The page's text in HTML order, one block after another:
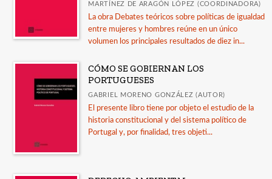
Guía Comares sobre uso de inteligencia artificial
en las publicaciones académicas
Catálogo a diciembre 2025
Publicados en 2025
Ver todos... (15)
MARTÍNEZ DE ARAGÓN LÓPEZ (COORDINADORA)
La obra Debates teóricos sobre políticas de igualdad
entre mujeres y hombres reúne en un único
volumen los principales resultados de diez in...
CÓMO SE GOBIERNAN LOS
PORTUGUESES
GABRIEL MORENO GONZÁLEZ (AUTOR)
El presente libro tiene por objeto el estudio de la
historia constitucional y del sistema político de
Portugal y, por finalidad, tres objeti...